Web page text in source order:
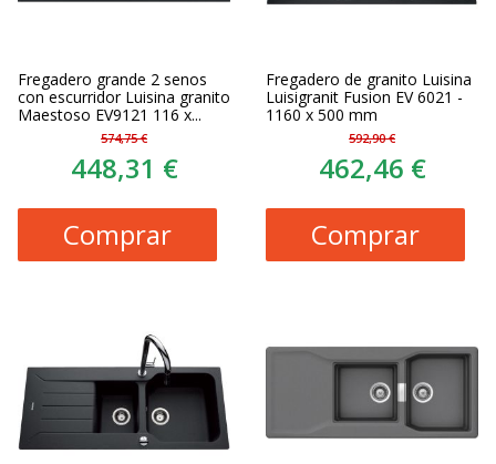
Fregadero grande 2 senos
con escurridor Luisina granito
Maestoso EV9121 116 x...
574,75 €
448,31 €
Comprar
Fregadero de granito Luisina
Luisigranit Fusion EV 6021 -
1160 x 500 mm
592,90 €
462,46 €
Comprar